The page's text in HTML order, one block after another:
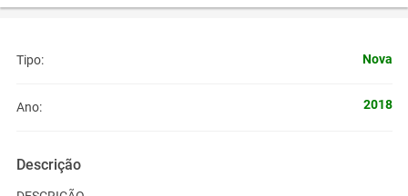
Tipo: Nova
Ano: 2018
Descrição